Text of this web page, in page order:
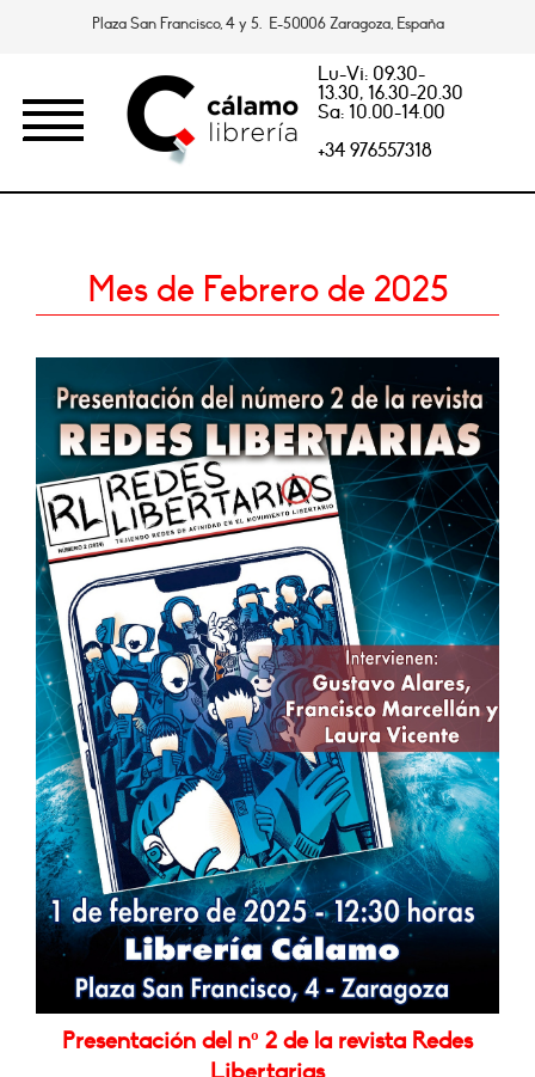
Plaza San Francisco, 4 y 5. E-50006 Zaragoza, España
Lu-Vi: 09.30-
13.30, 16.30-20.30
Sa: 10.00-14.00
+34 976557318
Mes de Febrero de 2025
Presentación del nº 2 de la revista Redes